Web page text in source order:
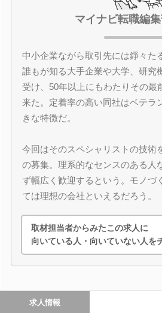
マイナビ転職編集
中小企業ながら取引先には錚々た
誰もが知る大手企業や大学、研究
受け、50年以上にもわたりその最
来た。定着率の高い同社はベテラ
きな特徴だ。
今回はそのスペシャリストの技術
の募集。理系的なセンスのある人
ず幅広く歓迎するという。モノづ
ては理想の会社といえるだろう。
取材担当者からみたこの求人に
向いている人・向いていない人を
求人情報